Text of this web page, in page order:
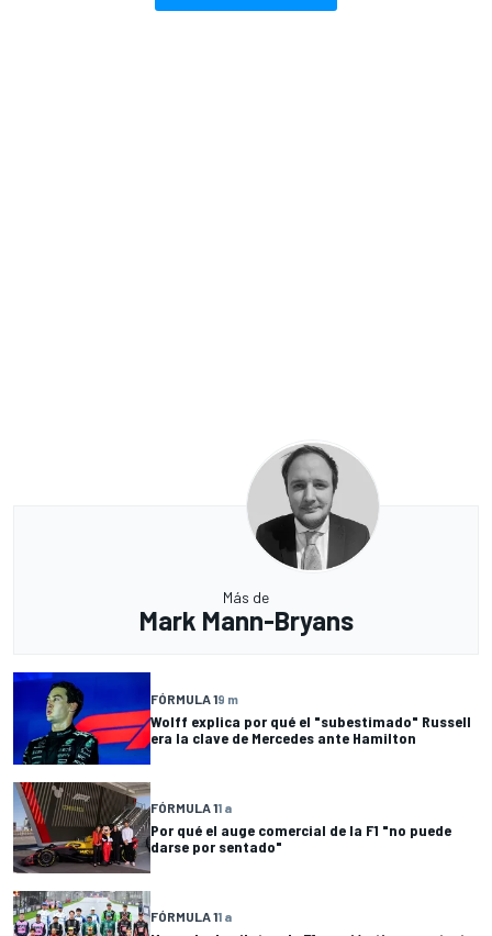
Más de
Mark Mann-Bryans
FÓRMULA 19 m
Wolff explica por qué el "subestimado" Russell
era la clave de Mercedes ante Hamilton
FÓRMULA 11 a
Por qué el auge comercial de la F1 "no puede
darse por sentado"
FÓRMULA 11 a